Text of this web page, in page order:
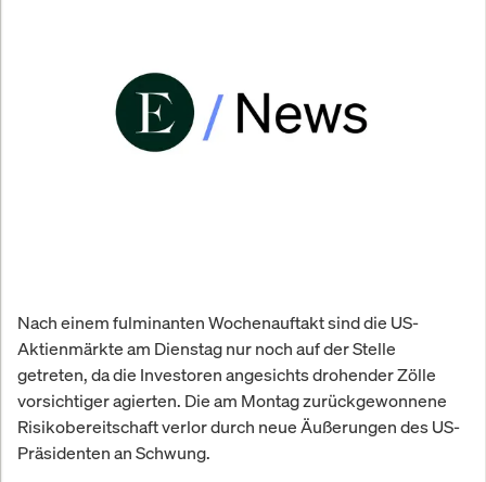
Nach einem fulminanten Wochenauftakt sind die US-
Aktienmärkte am Dienstag nur noch auf der Stelle
getreten, da die Investoren angesichts drohender Zölle
vorsichtiger agierten. Die am Montag zurückgewonnene
Risikobereitschaft verlor durch neue Äußerungen des US-
Präsidenten an Schwung.